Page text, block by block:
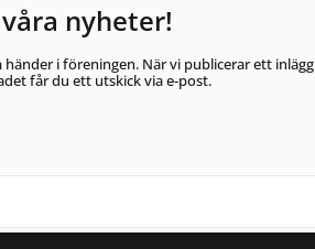
nyheter!
i föreningen. När vi publicerar ett inlägg
får du ett utskick via e-post.